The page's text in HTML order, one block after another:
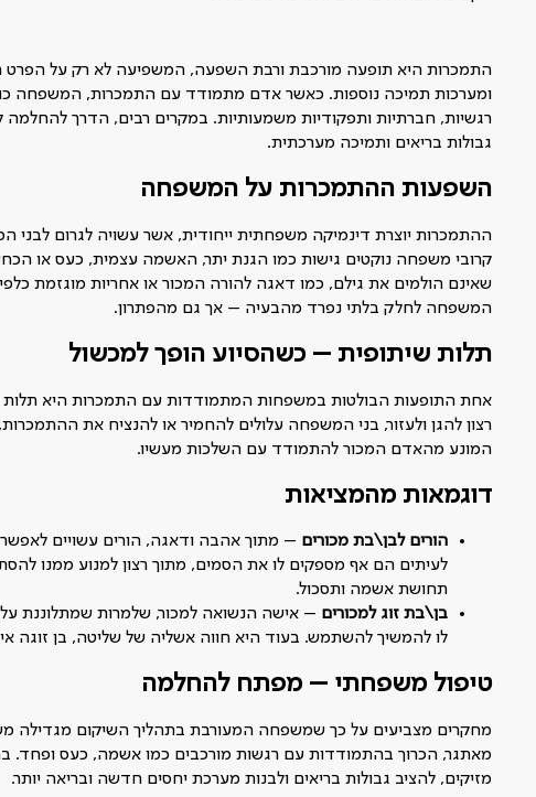
התמכרות היא תופעה מורכבת ורבת השפעה, המשפיעה לא רק על
ומערכות תמיכה נוספות. כאשר אדם מתמודד עם התמכרות, המשפחה
רגשיות, חברתיות ותפקודיות משמעותיות. במקרים רבים, הדרך
גבולות בריאים ותמיכה מערכתית.
השפעות ההתמכרות על המשפחה
ההתמכרות יוצרת דינמיקה משפחתית ייחודית, אשר עשויה לגרום
קרובי משפחה נוקטים גישות כמו הגנת יתר, האשמה עצמית, כעס או
שאינם הולמים את גילם, כמו דאגה להורה המכור או אחריות מוגזמת
המשפחה לחלק בלתי נפרד מהבעיה – אך גם מהפתרון.
תלות שיתופית – כשהסיוע הופך למכשול
רצון להגן ולעזור, בני המשפחה עלולים להחמיר או להנציח את
המונע מהאדם המכור להתמודד עם השלכות מעשיו.
דוגמאות מהמציאות
הורים לבן\בת מכורים – מתוך אהבה ודאגה, הורים עשויים לאפשר
לעיתים הם אף מספקים לו את הסמים, מתוך רצון למנוע ממנו
תחושת אשמה ותסכול.
בן\בת זוג למכורים – אישה הנשואה למכור, שלמרות שמתלוננת
לו להמשיך להשתמש. בעוד היא חווה אשליה של שליטה, בן זוגה
טיפול משפחתי – מפתח להחלמה
מחקרים מצביעים על כך שמשפחה המעורבת בתהליך השיקום מגדילה
מאתגר, הכרוך בהתמודדות עם רגשות מורכבים כמו אשמה, כעס ופחד.
מזיקים, להציב גבולות בריאים ולבנות מערכת יחסים חדשה ובריאה יותר.